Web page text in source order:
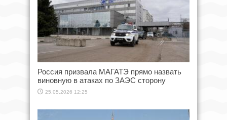
Россия призвала МАГАТЭ прямо назвать
виновную в атаках по ЗАЭС сторону
25.05.2026 12:25